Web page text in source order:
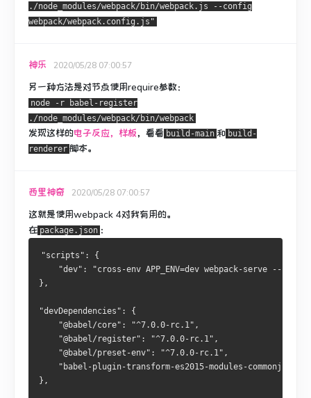
./node_modules/webpack/bin/webpack.js --config
webpack/webpack.config.js"
神乐 2020/05/28 07:00:57
另一种方法是对节点使用require参数：
node -r babel-register
./node_modules/webpack/bin/webpack
发现这样的电子反应，样板，看看 build-main 和 build-
renderer 脚本。
西里神奇 2020/05/28 07:00:57
这就是使用webpack 4对我有用的。
在 package.json ：
"scripts": {
"dev": "cross-env APP_ENV=dev webpack-serve --
},
"devDependencies": {
    "@babel/core": "^7.0.0-rc.1",
    "@babel/register": "^7.0.0-rc.1",
    "@babel/preset-env": "^7.0.0-rc.1",
"babel-plugin-transform-es2015-modules-commonjs":
},